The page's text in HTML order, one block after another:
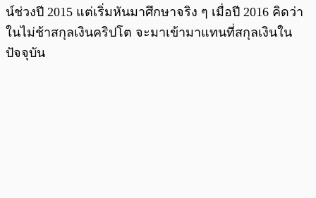
น์ช่วงปี 2015 แต่เริ่มหันมาศึกษาจริง ๆ เมื่อปี 2016 คิดว่า
ในไม่ช้าสกุลเงินคริปโต จะมาเข้ามาแทนที่สกุลเงินใน
ปัจจุบัน